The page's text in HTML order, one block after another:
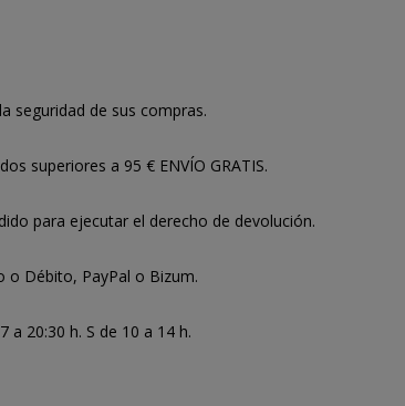
seguridad de sus compras.
superiores a 95 € ENVÍO GRATIS.
para ejecutar el derecho de devolución.
o Débito, PayPal o Bizum.
a 20:30 h. S de 10 a 14 h.